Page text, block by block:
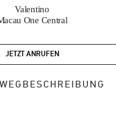
Valentino
One Central
JETZT ANRUFEN